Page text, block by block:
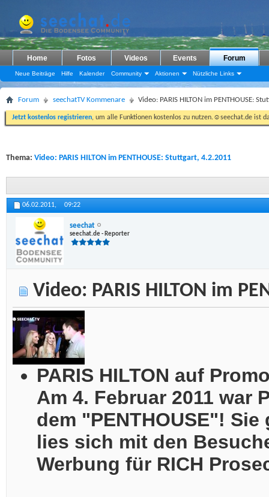
Home Fotos Videos Events Forum
Neue Beiträge Hilfe Kalender Community Aktionen Nützliche Links
Forum seechatTV Kommenare Video: PARIS HILTON im PENTHOUSE:
Jetzt kostenlos registrieren, um alle Funktionen kostenlos zu nutzen.☺seechat.de ist
Thema: Video: PARIS HILTON im PENTHOUSE: Stuttgart, 4.2.2011
06.02.2011, 09:22
seechat
seechat.de - Reporter
Video: PARIS HILTON im
PARIS HILTON auf
Am 4. Februar 2011 war
dem "PENTHOUSE"!
lies sich mit den
Werbung für RICH